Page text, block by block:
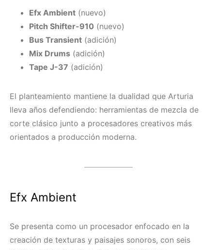
Efx Ambient (nuevo)
Pitch Shifter-910 (nuevo)
Bus Transient (adición)
Mix Drums (adición)
Tape J-37 (adición)
El planteamiento mantiene la dualidad que Arturia
lleva años defendiendo: herramientas de mezcla de
corte clásico junto a procesadores creativos más
orientados a producción moderna.
Efx Ambient
Se presenta como un procesador enfocado en la
creación de texturas y paisajes sonoros, con seis